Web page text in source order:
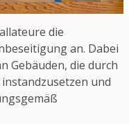
die
an. Dabei
Gebäuden, die durch
und